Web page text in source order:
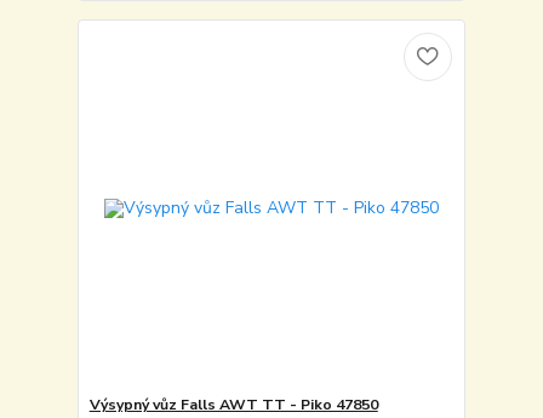
Výsypný vůz Falls AWT TT - Piko 47850